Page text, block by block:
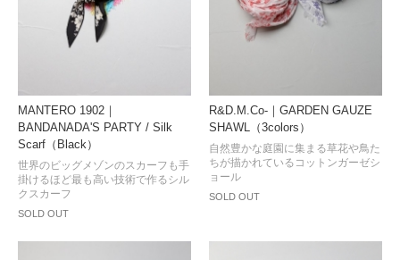
MANTERO 1902｜
BANDANADA'S PARTY / Silk
Scarf（Black）
SOLD OUT
世界のビッグメゾンのスカーフも手
掛けるほど最も高い技術で作るシル
クスカーフ
R&D.M.Co-｜GARDEN GAUZE
SHAWL（3colors）
SOLD OUT
自然豊かな庭園に集まる草花や鳥た
ちが描かれているコットンガーゼシ
ョール